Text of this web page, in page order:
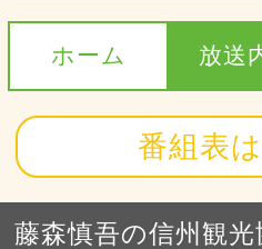
ホーム 放送
番組表
藤森慎吾の信州観